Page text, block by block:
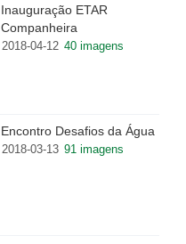
Inauguração ETAR
Companheira
2018-04-12 40 imagens
Encontro Desafios da Água
2018-03-13 91 imagens